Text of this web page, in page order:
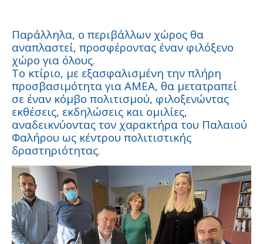
Παράλληλα, ο περιβάλλων χώρος θα
αναπλαστεί, προσφέροντας έναν φιλόξενο
χώρο για όλους.
Το κτίριο, με εξασφαλισμένη την πλήρη
προσβασιμότητα για ΑΜΕΑ, θα μετατραπεί
σε έναν κόμβο πολιτισμού, φιλοξενώντας
εκθέσεις, εκδηλώσεις και ομιλίες,
αναδεικνύοντας τον χαρακτήρα του Παλαιού
Φαλήρου ως κέντρου πολιτιστικής
δραστηριότητας.